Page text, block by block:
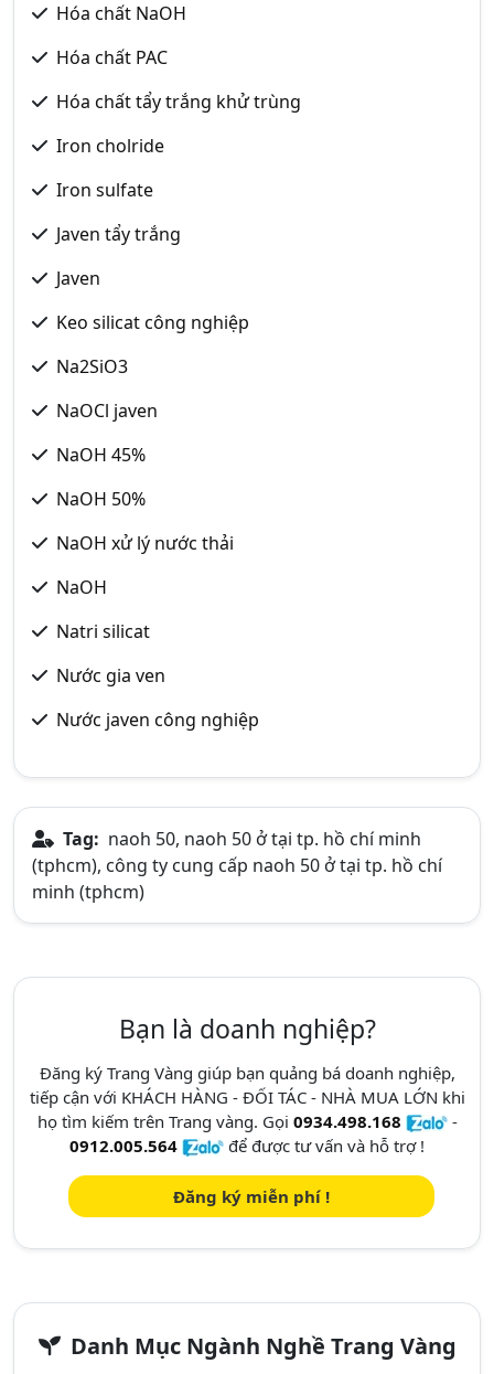
Hóa chất NaOH
Hóa chất PAC
Hóa chất tẩy trắng khử trùng
Iron cholride
Iron sulfate
Javen tẩy trắng
Javen
Keo silicat công nghiệp
Na2SiO3
NaOCl javen
NaOH 45%
NaOH 50%
NaOH xử lý nước thải
NaOH
Natri silicat
Nước gia ven
Nước javen công nghiệp
Tag: naoh 50, naoh 50 ở tại tp. hồ chí minh
(tphcm), công ty cung cấp naoh 50 ở tại tp. hồ chí
minh (tphcm)
Bạn là doanh nghiệp?
Đăng ký Trang Vàng giúp bạn quảng bá doanh nghiệp,
tiếp cận với KHÁCH HÀNG - ĐỐI TÁC - NHÀ MUA LỚN khi
họ tìm kiếm trên Trang vàng. Gọi 0934.498.168
-
0912.005.564
để được tư vấn và hỗ trợ !
Đăng ký miễn phí !
Danh Mục Ngành Nghề Trang Vàng